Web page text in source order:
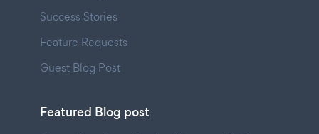
Success Stories
Feature Requests
Guest Blog Post
Featured Blog post